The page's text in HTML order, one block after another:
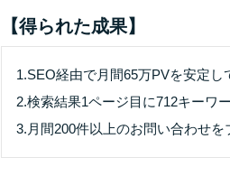
【得られた成果】
1.SEO経由で月間65万PVを安定し
2.検索結果1ページ目に712キーワ
3.月間200件以上のお問い合わせを